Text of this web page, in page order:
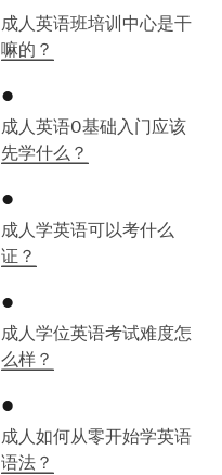
成人英语班培训中心是干
嘛的？
成人英语0基础入门应该
先学什么？
成人学英语可以考什么
证？
成人学位英语考试难度怎
么样？
成人如何从零开始学英语
语法？